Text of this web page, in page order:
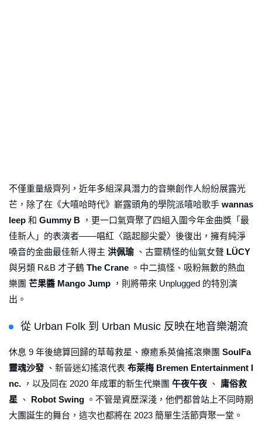
不僅重量級齊列，近年多組深具潛力的音樂創作人紛紛展露光
芒，除了在《大嘻哈時代》嶄露頭角的學院派嘻哈歌手 wannas
leep 和 Gummy B ，更一口氣齊聚了四組入圍今年金曲獎「最
佳新人」的表演者——唱紅〈踮起腳尖愛〉後復出，擁有純淨
嗓音的金曲最佳新人得主 洪佩瑜、古靈精怪的仙氣女聲 LÜCY
與另類 R&B 才子鶴 The Crane 。中二搞怪、吸粉無數的熱血
樂團 芒果醬 Mango Jump ，則將帶來 Unplugged 的特別演
出。
從 Urban Folk 到 Urban Music 反映在地音樂潮流
休息 9 年後總算回歸的草莓救星、療癒系英倫搖滾樂團 SoulFa
靈魂沙發 、新晉迷幻搖滾代表 布萊梅 Bremen Entertainment I
nc. ，以及同在 2020 年成軍的新生代樂團 午夜午夜 、 庸俗救
星 、 Robot Swing 。不管是資歷深淺，他們都曾站上不同時期
大團誕生的舞台，這次也都將在 2023 簡單生活節齊聚一堂。